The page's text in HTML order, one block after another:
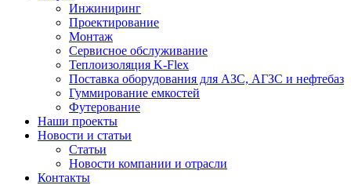
Инжиниринг
Проектирование
Монтаж
Сервисное обслуживание
Теплоизоляция K-Flex
Поставка оборудования для АЗС, АГЗС и нефтебаз
Гуммирование емкостей
Футерование
Наши проекты
Новости и статьи
Статьи
Новости компании и отрасли
Контакты